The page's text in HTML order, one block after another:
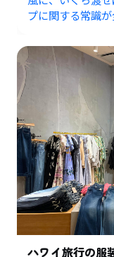
プに関する常識
ハワイ旅行の服